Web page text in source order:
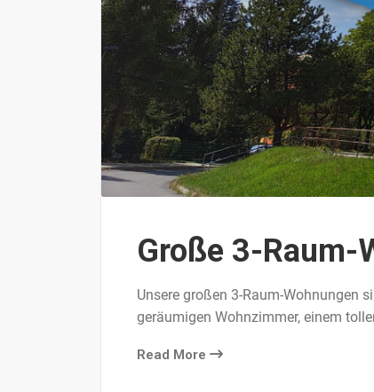
Große 3-Raum-
Unsere großen 3-Raum-Wohnungen
geräumigen Wohnzimmer, einem
Read More